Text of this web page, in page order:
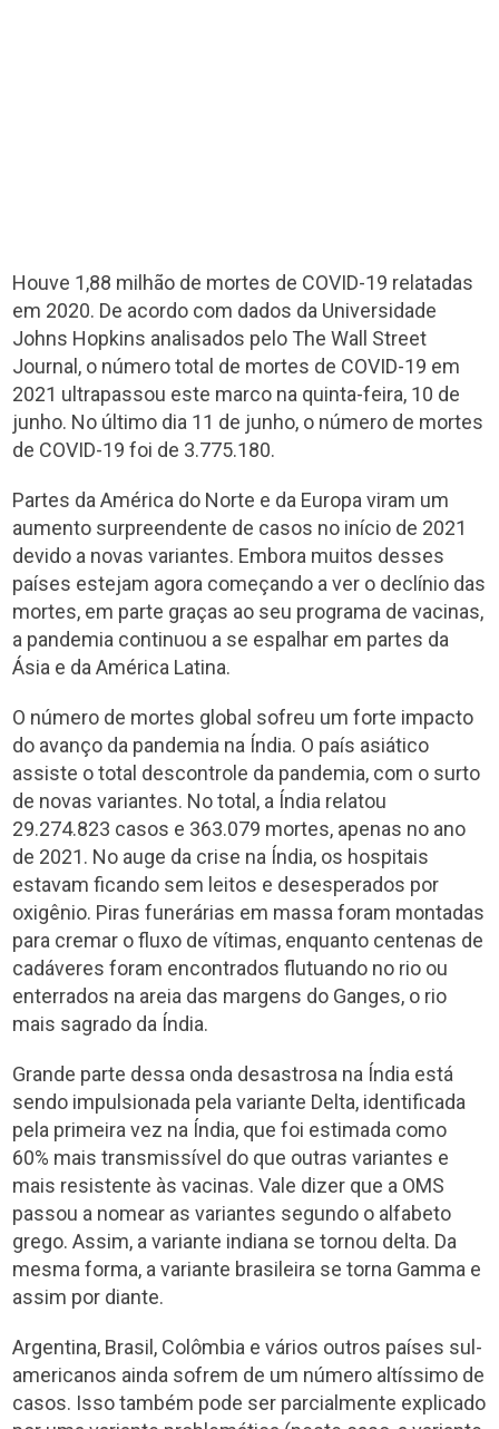
Houve 1,88 milhão de mortes de COVID-19 relatadas
em 2020. De acordo com dados da Universidade
Johns Hopkins analisados pelo The Wall Street
Journal, o número total de mortes de COVID-19 em
2021 ultrapassou este marco na quinta-feira, 10 de
junho. No último dia 11 de junho, o número de mortes
de COVID-19 foi de 3.775.180.
Partes da América do Norte e da Europa viram um
aumento surpreendente de casos no início de 2021
devido a novas variantes. Embora muitos desses
países estejam agora começando a ver o declínio das
mortes, em parte graças ao seu programa de vacinas,
a pandemia continuou a se espalhar em partes da
Ásia e da América Latina.
O número de mortes global sofreu um forte impacto
do avanço da pandemia na Índia. O país asiático
assiste o total descontrole da pandemia, com o surto
de novas variantes. No total, a Índia relatou
29.274.823 casos e 363.079 mortes, apenas no ano
de 2021. No auge da crise na Índia, os hospitais
estavam ficando sem leitos e desesperados por
oxigênio. Piras funerárias em massa foram montadas
para cremar o fluxo de vítimas, enquanto centenas de
cadáveres foram encontrados flutuando no rio ou
enterrados na areia das margens do Ganges, o rio
mais sagrado da Índia.
Grande parte dessa onda desastrosa na Índia está
sendo impulsionada pela variante Delta, identificada
pela primeira vez na Índia, que foi estimada como
60% mais transmissível do que outras variantes e
mais resistente às vacinas. Vale dizer que a OMS
passou a nomear as variantes segundo o alfabeto
grego. Assim, a variante indiana se tornou delta. Da
mesma forma, a variante brasileira se torna Gamma e
assim por diante.
Argentina, Brasil, Colômbia e vários outros países sul-
americanos ainda sofrem de um número altíssimo de
casos. Isso também pode ser parcialmente explicado